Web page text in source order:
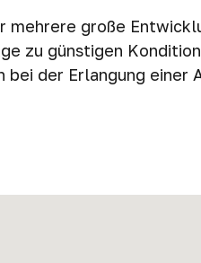
große
zu günstigen
der Erlangung einer